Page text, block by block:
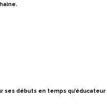
ses débuts en temps qu’éducateur